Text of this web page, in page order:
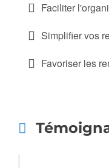
Faciliter
Simplifier vos
Favoriser les